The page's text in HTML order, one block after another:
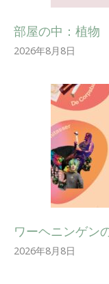
部屋の中：植物
2026年8月8日
ワーヘニンゲン
2026年8月8日